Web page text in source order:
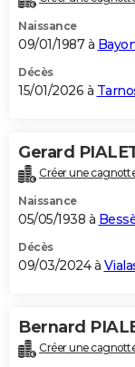
Destinations
City break
Voyage nature
Voyage de noces
Forum
Climat
+PHOTO
GUIDES D'ACHAT
BONS PLANS
Carte de Noël
Carte Bonne année
Carte Saint-Valentin
Carte Pâques
Carte d'anniversaire
DICTIONNAIRE
Dictionnaire
Biographies
Citations
Expressions
Proverbes
PROGRAMME TV
S'inscrire
Se connecter
Lycées
Collèges
Primaires
Universités
Entreprises
Service militaire
Avis de recherche
AVIS DE DÉCÈS
Bricolage
Lifestyle
Culture
Sport
Auto
Television
Voyage
Cinema
Naissance
09/01/1987 à
Décès
15/01/2026 à
Gerard
Créer une
Naissance
05/05/1938 à
Décès
09/03/2024 à
Bernard
Créer une